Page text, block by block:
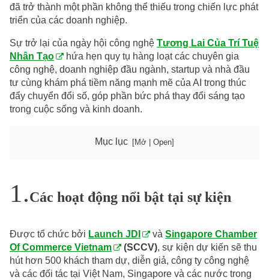
đã trở thành một phần không thể thiếu trong chiến lực phát
triển của các doanh nghiệp.
Sự trở lại của ngày hội công nghệ Tương Lai Của Trí Tuệ
Nhân Tạo
hứa hẹn quy tụ hàng loạt các chuyên gia
công nghệ, doanh nghiệp đầu ngành, startup và nhà đầu
tư cùng khám phá tiềm năng mạnh mẽ của AI trong thúc
đẩy chuyển đổi số, góp phần bức phá thay đổi sáng tạo
trong cuộc sống và kinh doanh.
Mục lục
Các hoạt động nổi bật tại sự kiện
Được tổ chức bởi Launch JDI và Singapore Chamber
Of Commerce Vietnam
(SCCV), sự kiện dự kiến sẽ thu
hút hơn 500 khách tham dự, diễn giả, công ty công nghệ
và các đối tác tại Việt Nam, Singapore và các nước trong